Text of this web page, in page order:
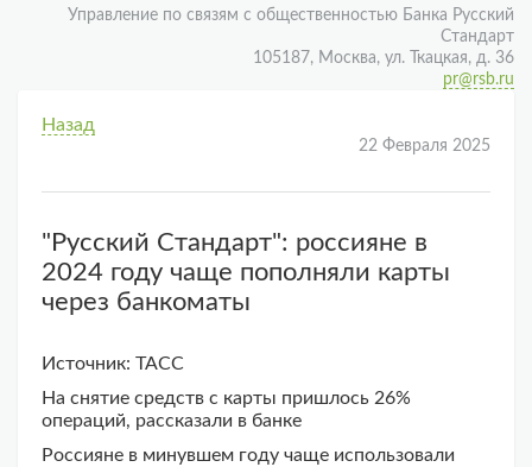
Управление по связям с общественностью Банка Русский
Стандарт
105187, Москва, ул. Ткацкая, д. 36
pr@rsb.ru
Назад
22 Февраля 2025
"Русский Стандарт": россияне в
2024 году чаще пополняли карты
через банкоматы
Источник: ТАСС
На снятие средств с карты пришлось 26%
операций, рассказали в банке
Россияне в минувшем году чаще использовали